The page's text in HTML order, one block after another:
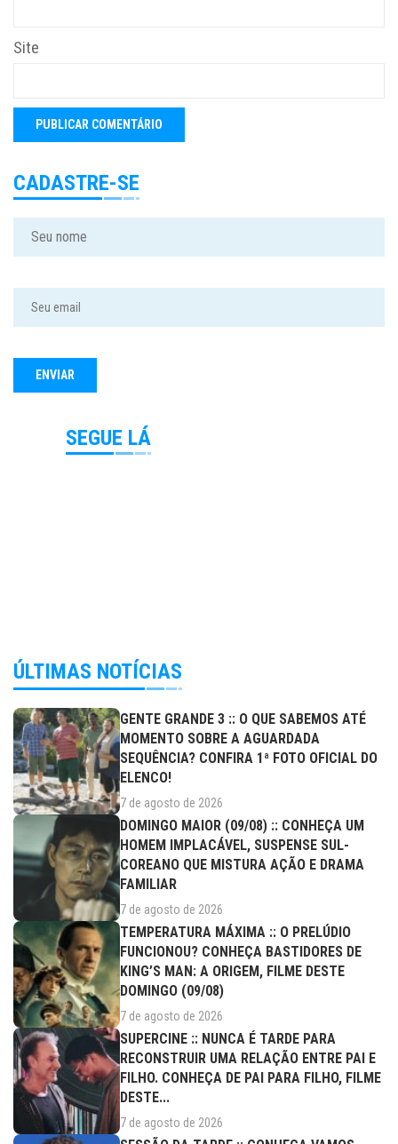
Site
CADASTRE-SE
SEGUE LÁ
ÚLTIMAS NOTÍCIAS
GENTE GRANDE 3 :: O QUE SABEMOS ATÉ
MOMENTO SOBRE A AGUARDADA
SEQUÊNCIA? CONFIRA 1ª FOTO OFICIAL DO
ELENCO!
7 de agosto de 2026
DOMINGO MAIOR (09/08) :: CONHEÇA UM
HOMEM IMPLACÁVEL, SUSPENSE SUL-
COREANO QUE MISTURA AÇÃO E DRAMA
FAMILIAR
7 de agosto de 2026
TEMPERATURA MÁXIMA :: O PRELÚDIO
FUNCIONOU? CONHEÇA BASTIDORES DE
KING’S MAN: A ORIGEM, FILME DESTE
DOMINGO (09/08)
7 de agosto de 2026
SUPERCINE :: NUNCA É TARDE PARA
RECONSTRUIR UMA RELAÇÃO ENTRE PAI E
FILHO. CONHEÇA DE PAI PARA FILHO, FILME
DESTE...
7 de agosto de 2026